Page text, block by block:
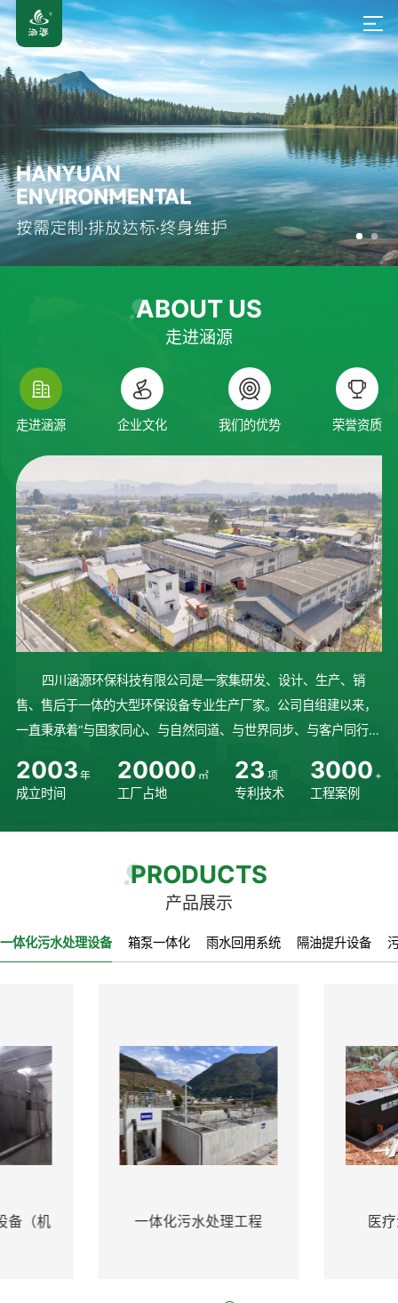
ABOUT US
走进涵源
走进涵源 企业文化 我们的优势 荣誉资质
四川涵源环保科技有限公司是一家集研发、设计、生产、销
售、售后于一体的大型环保设备专业生产厂家。公司自组建以来，
一直秉承着“与国家同心、与自然同道、与世界同步、与客户同行”
术，完善设备生产制造流程...
2003 年
成立时间
20000 ㎡
工厂占地
23 项
专利技术
3000 +
工程案例
PRODUCTS
产品展示
一体化污水处理设备 箱泵一体化 雨水回用系统 隔油提升设备
一体化污水处理工程 医疗污水处理设备